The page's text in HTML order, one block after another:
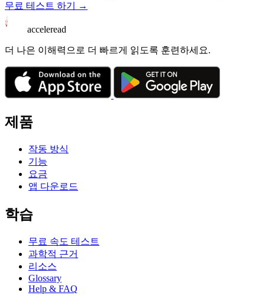
무료 테스트 하기 →
acceleread
더 나은 이해력으로 더 빠르게 읽도록 훈련하세요.
제품
작동 방식
기능
요금
앱 다운로드
학습
무료 속도 테스트
과학적 근거
리소스
Glossary
Help & FAQ